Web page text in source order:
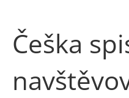
Češka